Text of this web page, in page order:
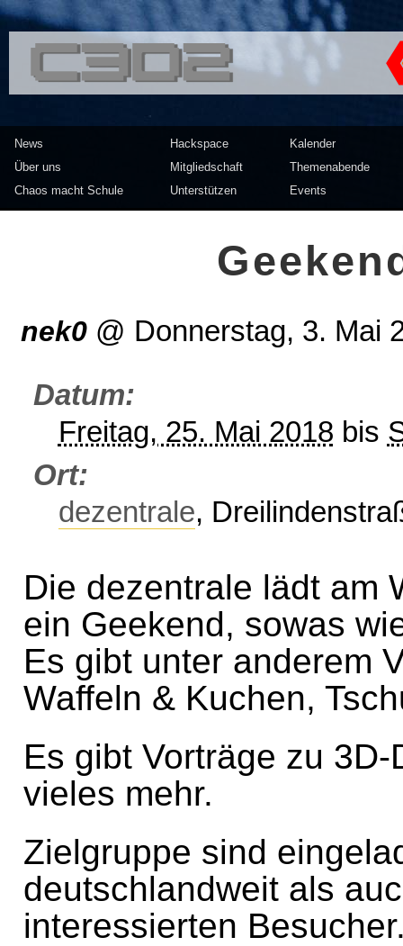
<<</>> Chaos Computer
News
Über uns
Chaos macht Schule
Hackspace
Mitgliedschaft
Unterstützen
Kalender
Themenabende
Events
nek0 @ Donnerstag, 3. Mai
Datum
Freitag, 25. Mai 2018 bis
Ort
dezentrale,
Die dezentrale lädt am
ein Geekend, sowas
Es gibt unter anderem
Waffeln & Kuchen,
Es gibt Vorträge zu
vieles mehr.
Zielgruppe sind
deutschlandweit als
interessierten